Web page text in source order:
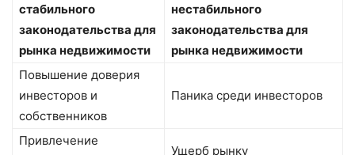
стабильного
законодательства для
рынка недвижимости
нестабильного
законодательства для
рынка недвижимости
Повышение доверия
инвесторов и
собственников
Паника среди инвесторов
Привлечение
Ущерб рынку